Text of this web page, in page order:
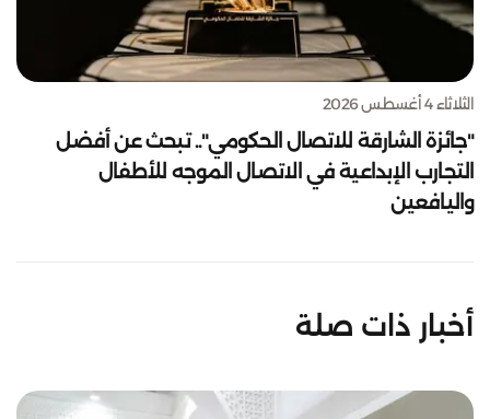
الثلاثاء 4 أغسطس 2026
"جائزة الشارقة للاتصال الحكومي".. تبحث عن أفضل
التجارب الإبداعية في الاتصال الموجه للأطفال
واليافعين
أخبار ذات صلة